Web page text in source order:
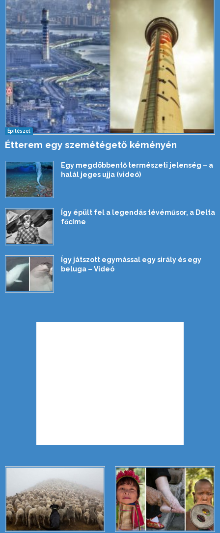
Építészet
Étterem egy szemétégető kéményén
Egy megdöbbentő természeti jelenség – a
halál jeges ujja (videó)
Így épült fel a legendás tévéműsor, a Delta
főcíme
Így játszott egymással egy sirály és egy
beluga – Videó